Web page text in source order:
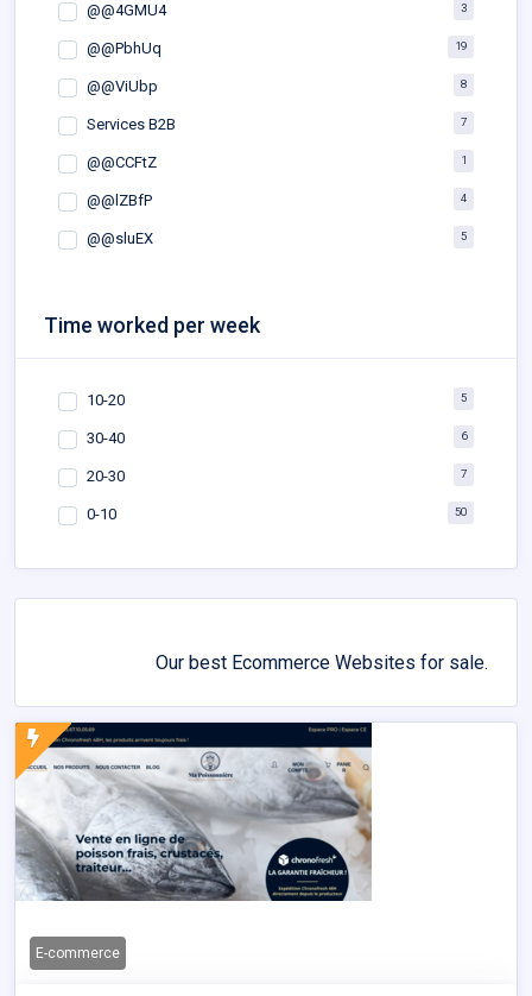
@@4GMU4 3
@@PbhUq 19
@@ViUbp 8
Services B2B 7
@@CCFtZ 1
@@lZBfP 4
@@sluEX 5
Time worked per week
10-20 5
30-40 6
20-30 7
0-10 50
Our best Ecommerce Websites for sale.
E-commerce